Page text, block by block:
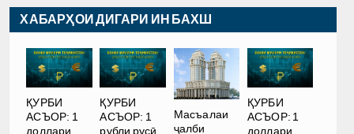
ХАБАРҲОИ ДИГАРИ ИН БАХШ
ҚУРБИ
АСЪОР: 1
доллари
ҚУРБИ
АСЪОР: 1
рубли русӣ
Масъалаи
ҷалби
ҚУРБИ
АСЪОР: 1
доллари